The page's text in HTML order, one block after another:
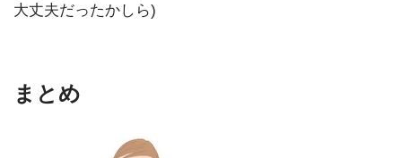
大丈夫だったかしら)
まとめ